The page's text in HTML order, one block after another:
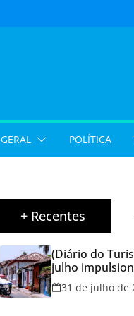
GERAL POLÍTICA
+ Recentes
(Diário do
julho
hospedagem
reforçam
31 de julho de